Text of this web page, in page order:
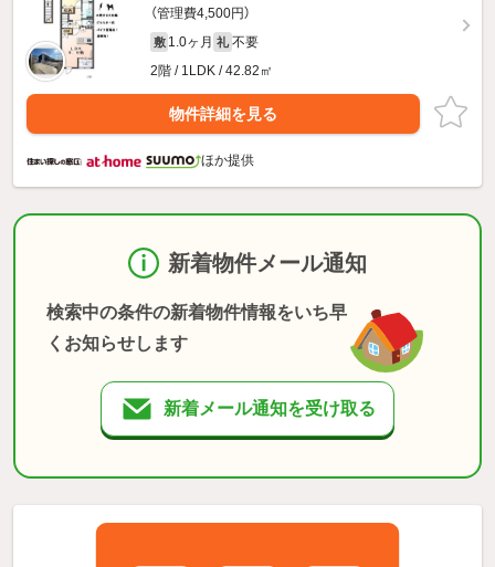
（管理費4,500円）
敷 1.0ヶ月 礼 不要
2階 / 1LDK / 42.82㎡
物件詳細を見る
ほか提供
新着物件メール通知
検索中の条件の新着物件情報をいち早
くお知らせします
新着メール通知を受け取る